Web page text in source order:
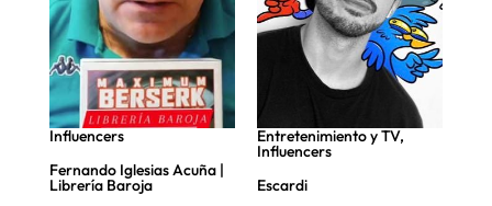
Influencers
Fernando Iglesias Acuña |
Librería Baroja
Entretenimiento y TV,
Influencers
Escardi